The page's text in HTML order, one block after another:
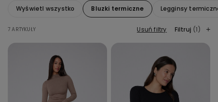
Wyświetl wszystko Bluzki termiczne Legginsy
7 ARTYKUŁY Usuń filtry Filtruj (1)